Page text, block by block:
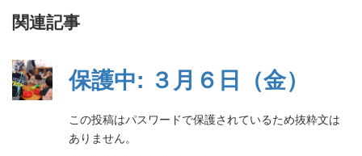
関連記事
保護中: ３月６日（金）
この投稿はパスワードで保護されているため抜粋文は
ありません。